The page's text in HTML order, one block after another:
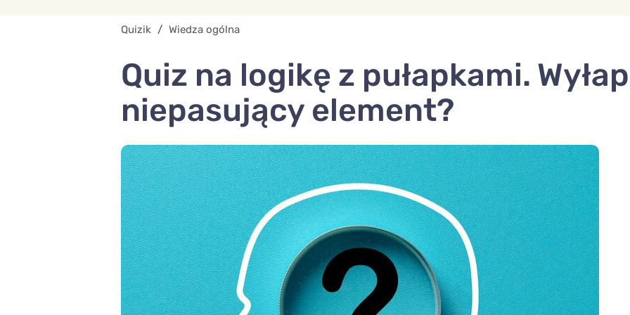
Quizik / Wiedza ogólna
Quiz na logikę z pułapkami.
niepasujący element?